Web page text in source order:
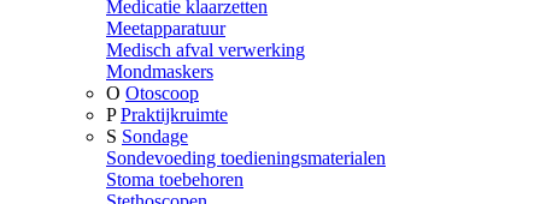
Medicatie klaarzetten
Meetapparatuur
Medisch afval verwerking
Mondmaskers
O Otoscoop
P Praktijkruimte
S Sondage
Sondevoeding toedieningsmaterialen
Stoma toebehoren